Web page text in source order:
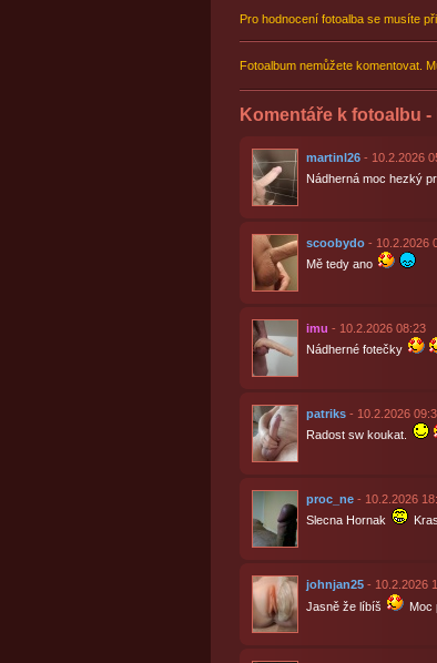
Pro hodnocení fotoalba se musíte
Fotoalbum nemůžete komentovat.
Komentáře k fotoalbu -
martinl26- 10.2.2026
Nádherná moc hezký
scoobydo- 10.2.2026
Mě tedy ano
imu - 10.2.2026 08:23
Nádherné fotečky
patriks- 10.2.2026
Radost sw koukat.
proc_ne- 10.2.2026
Slecna Hornak
johnjan25- 10.2.2026
Jasně že líbíš
Moc